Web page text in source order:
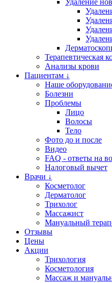
Удаление
Терапевтическая
Анализы крови
Пациентам ↓
Наше
Болезни
Проблемы
Лицо
Волосы
Тело
Фото до и после
Видео
FAQ - ответы на
Налоговый вычет
Врачи ↓
Косметолог
Дерматолог
Трихолог
Массажист
Мануальный
Отзывы
Цены
Акции
Трихология
Косметология
Массаж и